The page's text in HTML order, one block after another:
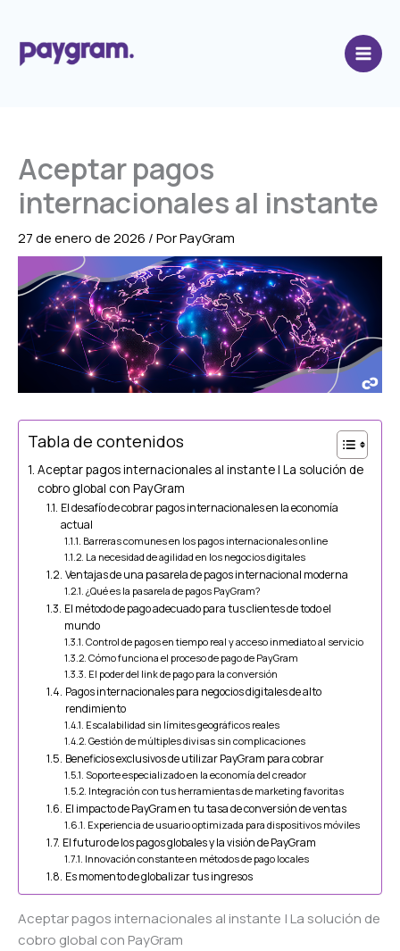
contenido
Aceptar pagos
internacionales al instante
27 de enero de 2026 / PorPayGram
Tabla de contenidos
Aceptar pagos internacionales al instante | La solución de
cobro global con PayGram
El desafío de cobrar pagos internacionales en la economía
actual
Barreras comunes en los pagos internacionales online
La necesidad de agilidad en los negocios digitales
Ventajas de una pasarela de pagos internacional moderna
¿Qué es la pasarela de pagos PayGram?
El método de pago adecuado para tus clientes de todo el
mundo
Control de pagos en tiempo real y acceso inmediato al servicio
Cómo funciona el proceso de pago de PayGram
El poder del link de pago para la conversión
Pagos internacionales para negocios digitales de alto
rendimiento
Escalabilidad sin límites geográficos reales
Gestión de múltiples divisas sin complicaciones
Beneficios exclusivos de utilizar PayGram para cobrar
Soporte especializado en la economía del creador
Integración con tus herramientas de marketing favoritas
El impacto de PayGram en tu tasa de conversión de ventas
Experiencia de usuario optimizada para dispositivos móviles
El futuro de los pagos globales y la visión de PayGram
Innovación constante en métodos de pago locales
Es momento de globalizar tus ingresos
Aceptar pagos internacionales al instante | La solución de
cobro global con PayGram